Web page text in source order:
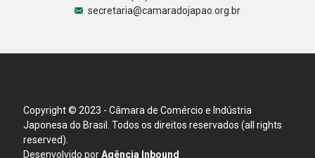
secretaria@camaradojapao.org.br
Copyright © 2023 - Câmara de Comércio e Indústria
Japonesa do Brasil. Todos os direitos reservados (all rights
reserved).
Desenvolvido porAgência Inbound